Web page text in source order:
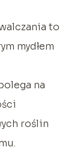
to
mydłem
na
roślin